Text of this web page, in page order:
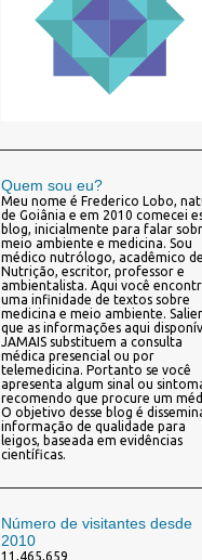
Quem sou eu?
Meu nome é Frederico Lobo,
de Goiânia e em 2010 comecei
blog, inicialmente para falar
meio ambiente e medicina. Sou
médico nutrólogo, acadêmico de
Nutrição, escritor, professor e
ambientalista. Aqui você
uma infinidade de textos sobre
medicina e meio ambiente.
que as informações aqui
JAMAIS substituem a consulta
médica presencial ou por
telemedicina. Portanto se você
apresenta algum sinal ou
recomendo que procure um
O objetivo desse blog é
informação de qualidade para
leigos, baseada em evidências
científicas.
Número de visitantes desde
2010
11,465,659